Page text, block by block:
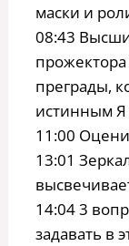
маски и
08:43
преграды,
истинным Я
11:00
13:01
14:04 3
задавать в